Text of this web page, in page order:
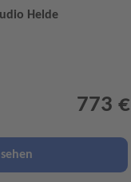
Helde
773 €